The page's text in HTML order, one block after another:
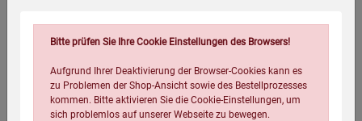
Ohne Gentechnik Vegan
Bitte prüfen Sie Ihre Cookie Einstellungen des Browsers!
Aufgrund Ihrer Deaktivierung der Browser-Cookies kann es
zu Problemen der Shop-Ansicht sowie des Bestellprozesses
kommen. Bitte aktivieren Sie die Cookie-Einstellungen, um
sich problemlos auf unserer Webseite zu bewegen.